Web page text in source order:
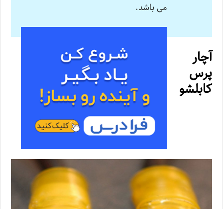
می باشد.
آچار
پرس
کابلشو